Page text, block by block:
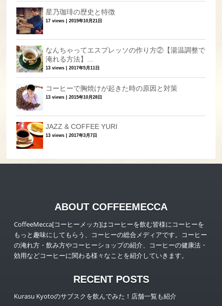
星乃珈琲の歴史と特徴
17 views |2019年10月21日
なんちゃってエスプレッソの作り方②【湯温調整で
淹れる方法】...
13 views |2017年5月11日
コーヒーで胸焼けが起きた時の原因と対策
13 views |2015年10月28日
JAZZ & COFFEE YURI
13 views |2017年3月7日
ABOUT COFFEEMECCA
CoffeeMecca[コーヒーメッカ]はコーヒーを飲む皆様にコーヒーを
もっと趣味にしてもらう、コーヒーの総合メディアです。コーヒー
の淹れ方・飲み方やコーヒーショップの紹介、コーヒーの健康法・
効用などコーヒーに関わる様々なことを紹介していきます。
RECENT POSTS
Kurasu Kyotoのサブスクを飲んでみた！店舗一覧も紹介